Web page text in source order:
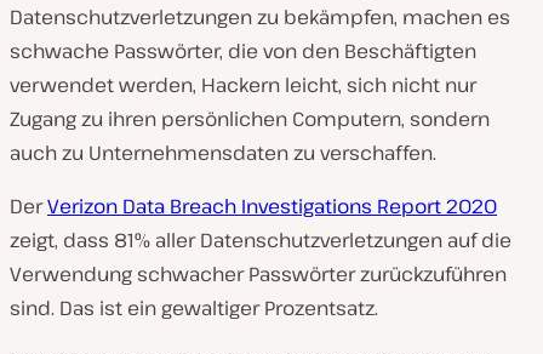
Datenschutzverletzungen zu bekämpfen, machen es
schwache Passwörter, die von den Beschäftigten
verwendet werden, Hackern leicht, sich nicht nur
Zugang zu ihren persönlichen Computern, sondern
auch zu Unternehmensdaten zu verschaffen.
DerVerizon Data Breach Investigations Report 2020
zeigt, dass 81% aller Datenschutzverletzungen auf die
Verwendung schwacher Passwörter zurückzuführen
sind. Das ist ein gewaltiger Prozentsatz.